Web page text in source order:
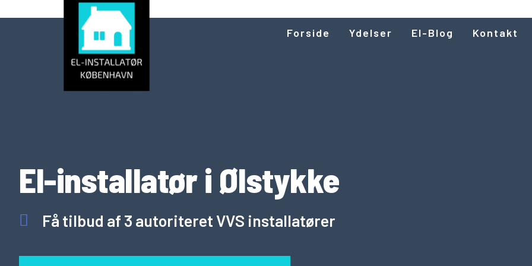
Forside Ydelser El-Blog Kontakt
El-installatør i Ølstykke
Få tilbud af 3 autoriteret VVS installatører